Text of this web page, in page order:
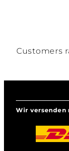
Customers
Wir versenden